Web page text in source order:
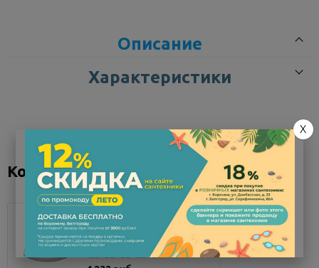
Описание
Характеристики
Коллекция "Балтика"
Раковина AQUATON
Балтика 70 1WH207...
Мало
X